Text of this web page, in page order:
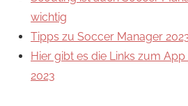
wichtig
Tipps zu Soccer Manager
Hier gibt es die Links zum
2023